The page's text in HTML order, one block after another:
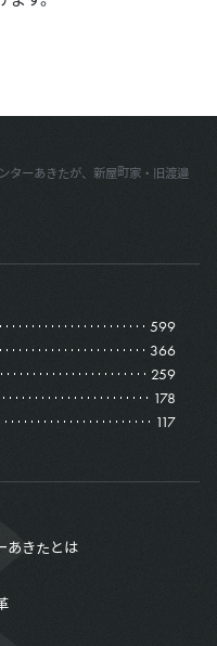
ターあきたが、新屋町家・旧渡邉
599
366
259
178
117
あきたとは